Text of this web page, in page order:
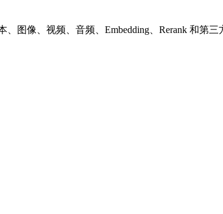
图像、视频、音频、Embedding、Rerank 和第三